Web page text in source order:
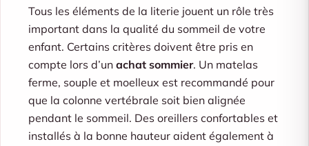
Tous les éléments de la literie jouent un rôle très
important dans la qualité du sommeil de votre
enfant. Certains critères doivent être pris en
compte lors d’un achat sommier. Un matelas
ferme, souple et moelleux est recommandé pour
que la colonne vertébrale soit bien alignée
pendant le sommeil. Des oreillers confortables et
installés à la bonne hauteur aident également à